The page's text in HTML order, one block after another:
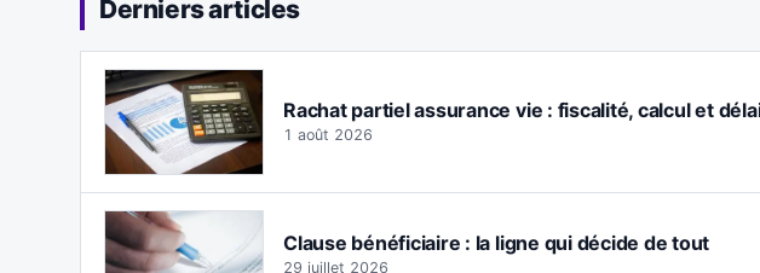
Derniers articles
Rachat partiel assurance vie : fiscalité, calcul et
1 août 2026
Clause bénéficiaire : la ligne qui décide de tout
29 juillet 2026